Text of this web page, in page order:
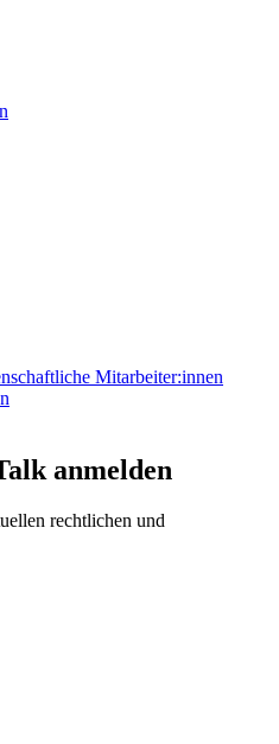
Mitarbeiter:innen
anmelden
rechtlichen und